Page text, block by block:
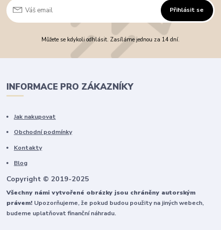
Přihlásit se
Můžete se kdykoli odhlásit. Zasíláme jednou za 14 dní.
INFORMACE PRO ZÁKAZNÍKY
Jak nakupovat
Obchodní podmínky
Kontakty
Blog
Copyright © 2019-2025
Všechny námi vytvořené obrázky jsou chráněny autorským
právem! Upozorňujeme, že pokud budou použity na jiných webech,
budeme uplatňovat finanční náhradu.